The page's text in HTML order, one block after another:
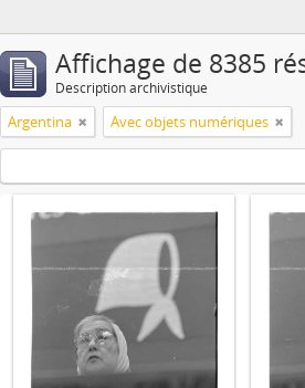
Affichage de 8385
Description archivistique
Argentina Avec objets numériques